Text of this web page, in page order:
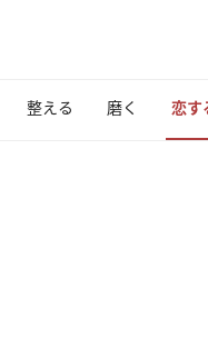
整える 磨く 恋す